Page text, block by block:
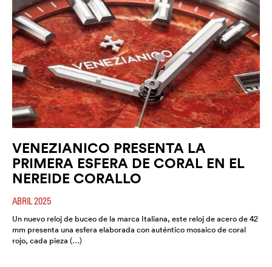
VENEZIANICO PRESENTA LA
PRIMERA ESFERA DE CORAL EN EL
NEREIDE CORALLO
ABRIL 2025
Un nuevo reloj de buceo de la marca Italiana, este reloj de acero de 42
mm presenta una esfera elaborada con auténtico mosaico de coral
rojo, cada pieza (…)